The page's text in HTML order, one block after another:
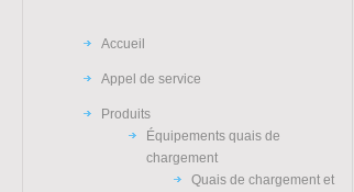
Accueil
Appel de service
Produits
Équipements quais de
chargement
Quais de chargement et